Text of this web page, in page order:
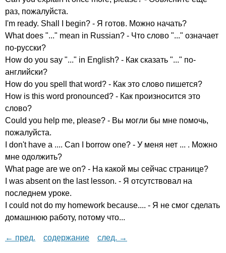
раз, пожалуйста.
I'm ready. Shall begin? - Я готов. Можно начать?
What does "..." mean in Russian? - Что слово "..." означает
по-русски?
How do you say "..." in English? - Как сказать "..." по-
английски?
How do you spell that word? - Как это слово пишется?
How is this word pronounced? - Как произносится это
слово?
Could you help me, please? - Вы могли бы мне помочь,
пожалуйста.
don't have a .... Can borrow one? - У меня нет ... . Можно
мне одолжить?
What page are we on? - На какой мы сейчас странице?
was absent on the last lesson. - Я отсутствовал на
последнем уроке.
could not do my homework because.... - Я не смог сделать
домашнюю работу, потому что...
← пред. содержание след. →